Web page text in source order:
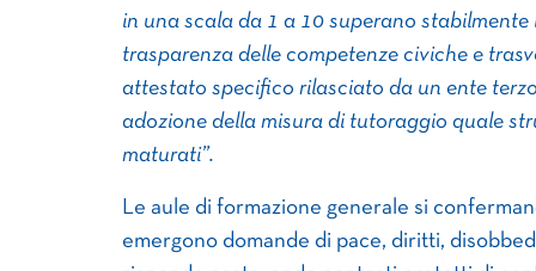
in una scala da 1 a 10 superano stabilmente
trasparenza delle competenze civiche e
attestato specifico rilasciato da un ente
adozione della misura di tutoraggio quale
maturati”.
Le aule di formazione generale si
emergono domande di pace, diritti,